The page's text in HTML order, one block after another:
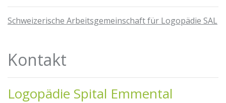
Schweizerische Arbeitsgemeinschaft für Logopädie SAL
Kontakt
Logopädie Spital Emmental